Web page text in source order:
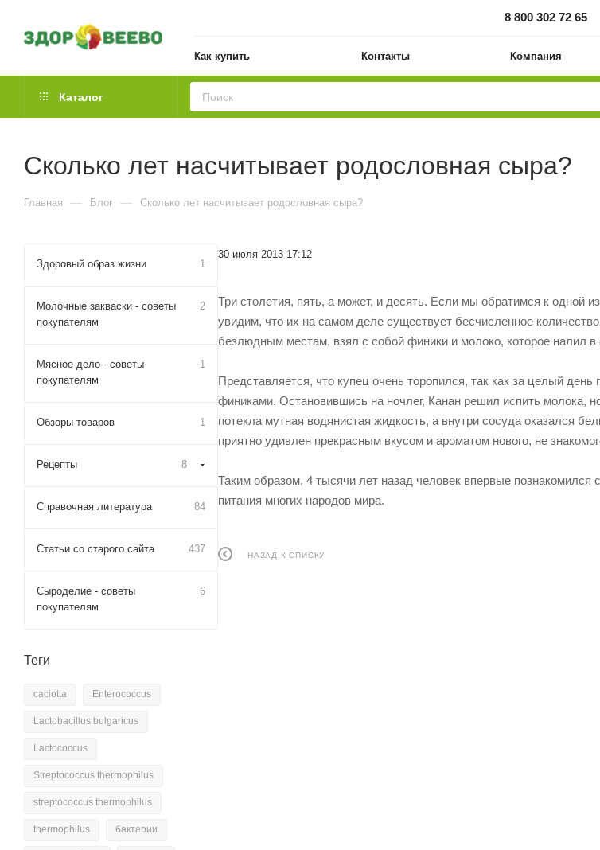
8 800 302 72 65
Как купить Контакты Компания
Каталог
Сколько лет насчитывает родословная сыра?
Главная — Блог — Сколько лет насчитывает родословная сыра?
30 июля 2013 17:12
Три столетия, пять, а может, и десять. Если мы обратимся к одной
увидим, что их на самом деле существует бесчисленное
безлюдным местам, взял с собой финики и молоко, которое
Представляется, что купец очень торопился, так как за целый
финиками. Остановившись на ночлег, Канан решил испить молока,
потекла мутная водянистая жидкость, а внутри сосуда оказался
приятно удивлен прекрасным вкусом и ароматом нового, не
Таким образом, 4 тысячи лет назад человек впервые
питания многих народов мира.
НАЗАД К СПИСКУ
Здоровый образ жизни 1
Молочные закваски - советы
покупателям
2
Мясное дело - советы
покупателям
1
Обзоры товаров 1
Рецепты 8
Справочная литература 84
Статьи со старого сайта 437
Сыроделие - советы
покупателям
6
Теги
caciotta Enterococcus
Lactobacillus bulgaricus
Lactococcus
Streptococcus thermophilus
streptococcus thermophilus
thermophilus бактерии